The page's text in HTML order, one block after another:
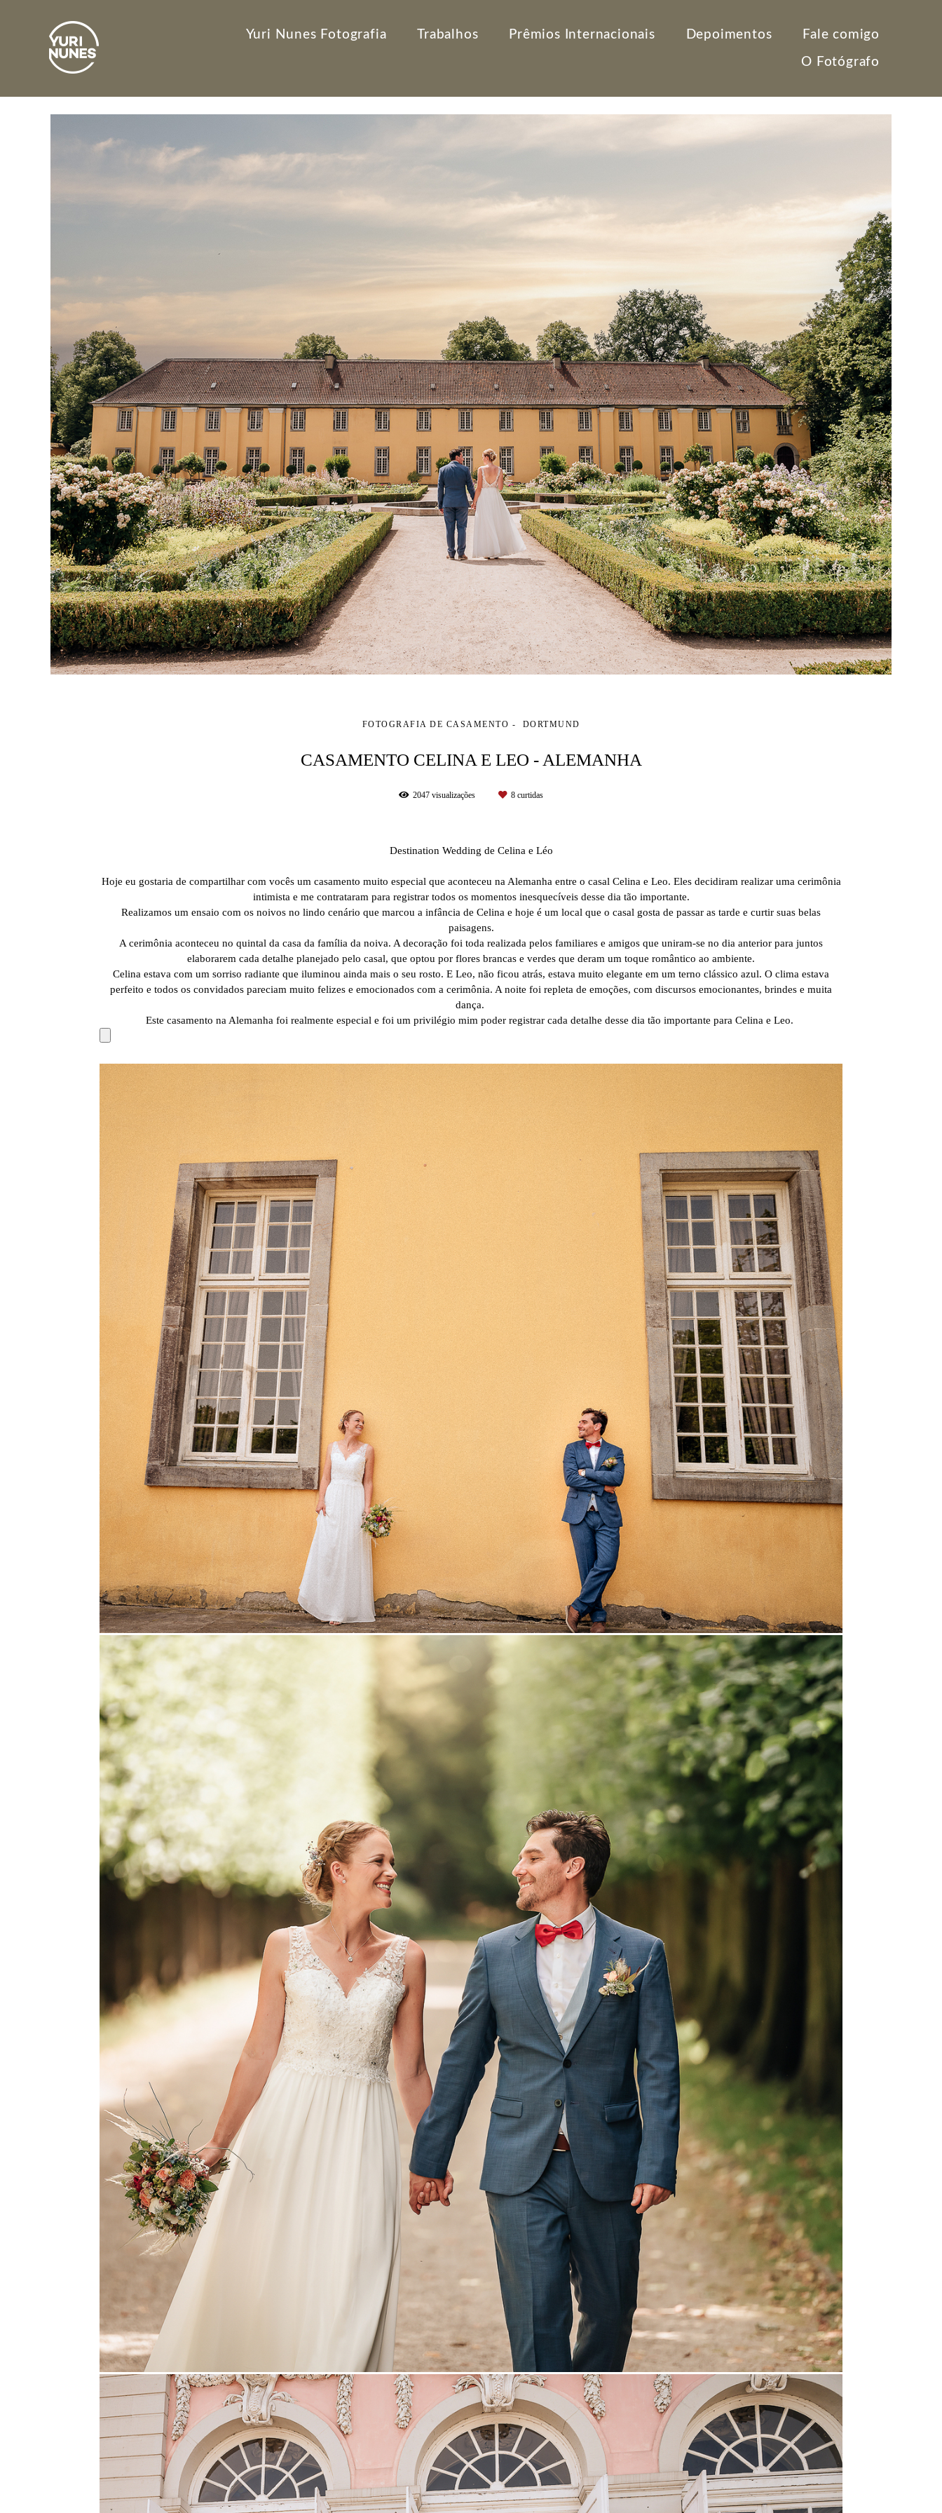
Yuri Nunes Fotografia Trabalhos Prêmios Internacionais Depoimentos Fale comigo
O Fotógrafo
FOTOGRAFIA DE CASAMENTO DORTMUND
CASAMENTO CELINA E LEO - ALEMANHA
2047 visualizações 8 curtidas
Destination Wedding de Celina e Léo
Hoje eu gostaria de compartilhar com vocês um casamento muito especial que aconteceu na Alemanha entre o casal Celina e Leo. Eles decidiram realizar uma cerimônia
intimista e me contrataram para registrar todos os momentos inesquecíveis desse dia tão importante.
Realizamos um ensaio com os noivos no lindo cenário que marcou a infância de Celina e hoje é um local que o casal gosta de passar as tarde e curtir suas belas
paisagens.
A cerimônia aconteceu no quintal da casa da família da noiva. A decoração foi toda realizada pelos familiares e amigos que uniram-se no dia anterior para juntos
elaborarem cada detalhe planejado pelo casal, que optou por flores brancas e verdes que deram um toque romântico ao ambiente.
Celina estava com um sorriso radiante que iluminou ainda mais o seu rosto. E Leo, não ficou atrás, estava muito elegante em um terno clássico azul. O clima estava
perfeito e todos os convidados pareciam muito felizes e emocionados com a cerimônia. A noite foi repleta de emoções, com discursos emocionantes, brindes e muita
dança.
Este casamento na Alemanha foi realmente especial e foi um privilégio mim poder registrar cada detalhe desse dia tão importante para Celina e Leo.